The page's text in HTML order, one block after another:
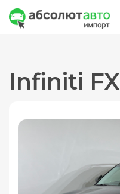
Infiniti FX